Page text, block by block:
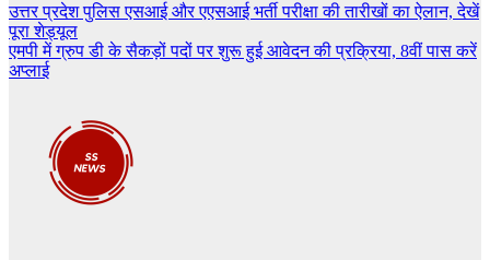
Post
navigation
उत्तर प्रदेश पुलिस एसआई और एएसआई भर्ती परीक्षा की तारीखों का ऐलान, देखें
पूरा शेड्यूल
एमपी में ग्रुप डी के सैकड़ों पदों पर शुरू हुई आवेदन की प्रक्रिया, 8वीं पास करें
अप्लाई